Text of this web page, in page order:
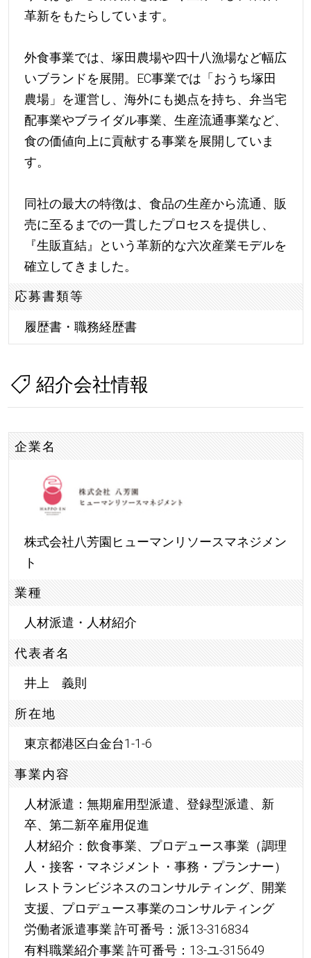
革新をもたらしています。
外食事業では、塚田農場や四十八漁場など幅広
いブランドを展開。EC事業では「おうち塚田
農場」を運営し、海外にも拠点を持ち、弁当宅
配事業やブライダル事業、生産流通事業など、
食の価値向上に貢献する事業を展開していま
す。
同社の最大の特徴は、食品の生産から流通、販
売に至るまでの一貫したプロセスを提供し、
『生販直結』という革新的な六次産業モデルを
確立してきました。
応募書類等
履歴書・職務経歴書
紹介会社情報
企業名
株式会社八芳園ヒューマンリソースマネジメン
ト
業種
人材派遣・人材紹介
代表者名
井上 義則
所在地
東京都港区白金台1-1-6
事業内容
人材派遣：無期雇用型派遣、登録型派遣、新
卒、第二新卒雇用促進
人材紹介：飲食事業、プロデュース事業（調理
人・接客・マネジメント・事務・プランナー）
レストランビジネスのコンサルティング、開業
支援、プロデュース事業のコンサルティング
労働者派遣事業 許可番号：派13-316834
有料職業紹介事業 許可番号：13-ユ-315649